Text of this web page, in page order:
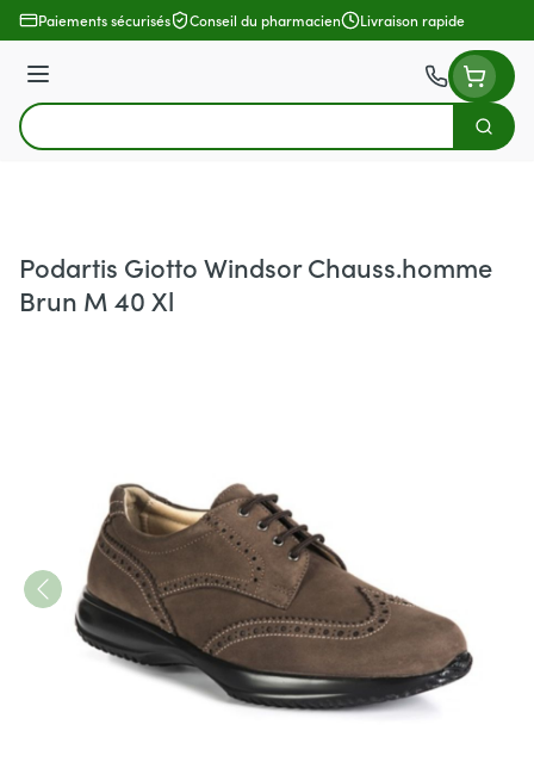
Aller au contenu
Paiements sécurisés Conseil du pharmacien Livraison rapide
Menu
Rechercher
Podartis Giotto Windsor Chauss.homme
Brun M 40 Xl